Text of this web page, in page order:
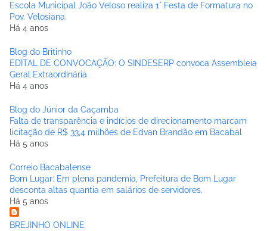
Escola Municipal João Veloso realiza 1° Festa de Formatura no
Pov. Velosiana.
Há 4 anos
Blog do Britinho
EDITAL DE CONVOCAÇÃO: O SINDESERP convoca Assembleia
Geral Extraordinária
Há 4 anos
Blog do Júnior da Caçamba
Falta de transparência e indícios de direcionamento marcam
licitação de R$ 33,4 milhões de Edvan Brandão em Bacabal
Há 5 anos
Correio Bacabalense
Bom Lugar: Em plena pandemia, Prefeitura de Bom Lugar
desconta altas quantia em salários de servidores.
Há 5 anos
BREJINHO ONLINE